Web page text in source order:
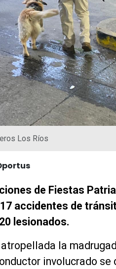
Los Ríos
de Fiestas
accidentes de
lesionados.
la
involucrado